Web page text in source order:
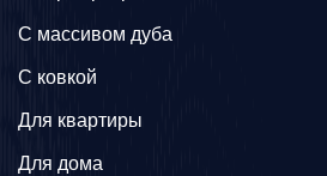
C массивом дуба
C ковкой
Для квартиры
Для дома